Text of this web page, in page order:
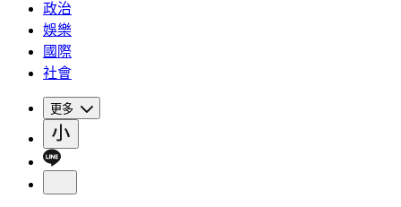
政治
娛樂
國際
社會
更多